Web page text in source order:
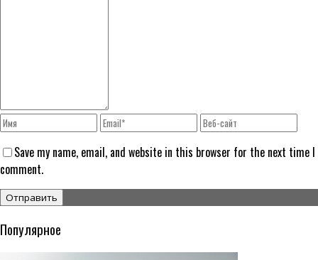
Save my name, email, and website in this browser for the next time I
comment.
Популярное